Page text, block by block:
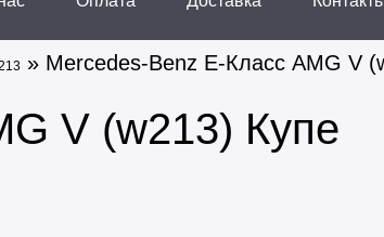
» Mercedes-Benz E-Класс AMG V
V (w213) Купе